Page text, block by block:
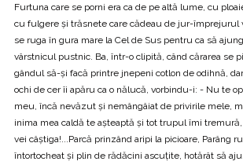
Furtuna care se porni era ca de pe altă lume, cu
cu fulgere și trăsnete care cădeau de jur-împrejurul
se ruga în gura mare la Cel de Sus pentru ca să
vârstnicul pustnic. Ba, într-o clipită, când cărarea se
gândul să-și facă printre jnepeni cotlon de odihnă,
ochi de cer îi apăru ca o nălucă, vorbindu-i: - Nu te
meu, încă nevăzut și nemângâiat de privirile mele,
inima mea caldă te așteaptă și tot trupul îmi
vei câştiga!...Parcă prinzând aripi la picioare, Parâng
întortocheat și plin de rădăcini ascuțite, hotărât să